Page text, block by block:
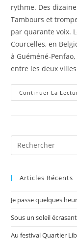
rythme. Des
Tambours et
par quarante voix.
Courcelles, en
à Guéméné-
entre les deux
Continuer La
Articles Récents
Je passe quelques
Sous un soleil
Au festival Quartier